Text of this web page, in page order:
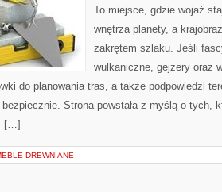
To miejsce, gdzie wojaż
wnętrza planety, a
zakrętem szlaku. Jeśli
wulkaniczne, gejzery oraz
do planowania tras, a także podpowiedzi
Strona powstała z myślą o tych,
[…]
DREWNIANE